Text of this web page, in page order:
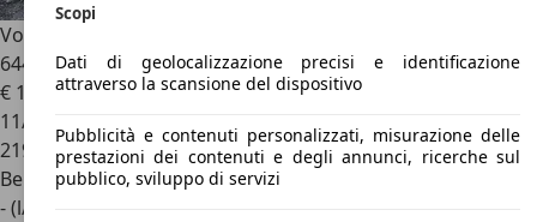
Volkswagen T4
6440741**
€ 12.500
11/1995
219.469 km
Benzina
- (l/100 km)
Scopi
Dati di geolocalizzazione precisi e identificazione
attraverso la scansione del dispositivo
Pubblicità e contenuti personalizzati, misurazione delle
prestazioni dei contenuti e degli annunci, ricerche sul
pubblico, sviluppo di servizi